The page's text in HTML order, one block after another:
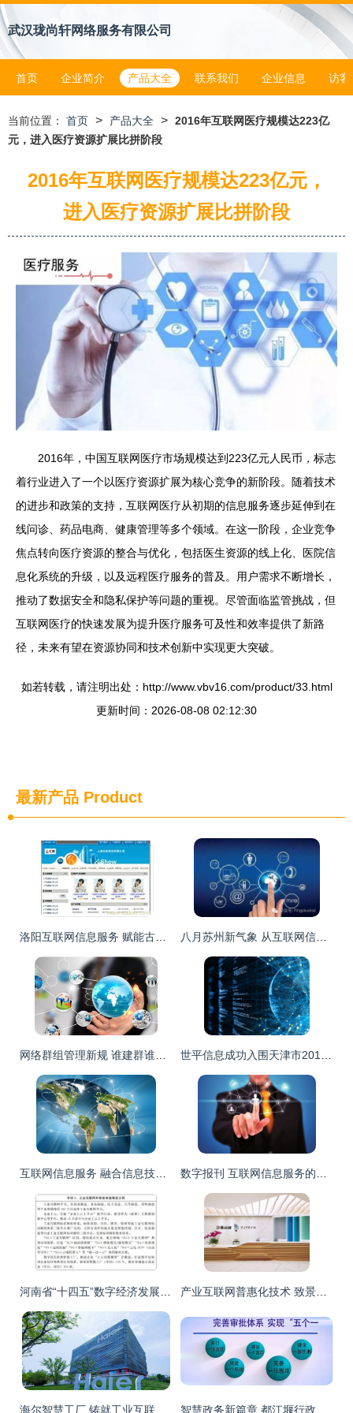
武汉珑尚轩网络服务有限公司
首页 企业简介 产品大全 联系我们 企业信息 访客
当前位置： 首页 > 产品大全 > 2016年互联网医疗规模达223亿
元，进入医疗资源扩展比拼阶段
2016年互联网医疗规模达223亿元，
进入医疗资源扩展比拼阶段
2016年，中国互联网医疗市场规模达到223亿元人民币，标志
着行业进入了一个以医疗资源扩展为核心竞争的新阶段。随着技术
的进步和政策的支持，互联网医疗从初期的信息服务逐步延伸到在
线问诊、药品电商、健康管理等多个领域。在这一阶段，企业竞争
焦点转向医疗资源的整合与优化，包括医生资源的线上化、医院信
息化系统的升级，以及远程医疗服务的普及。用户需求不断增长，
推动了数据安全和隐私保护等问题的重视。尽管面临监管挑战，但
互联网医疗的快速发展为提升医疗服务可及性和效率提供了新路
径，未来有望在资源协同和技术创新中实现更大突破。
如若转载，请注明出处：http://www.vbv16.com/product/33.html
更新时间：2026-08-08 02:12:30
最新产品 Product
洛阳互联网信息服务 赋能古都数字化转型，构建区域发展新引擎 八月苏州新气象 从互联网信息服务到城市生活，20件大事抢先看
网络群组管理新规 谁建群谁负责，构建清朗网络空间 世平信息成功入围天津市2019年网络安全服务机构第一批增补名单，强化互联网信息服务安全防线
互联网信息服务 融合信息技术与传统产业，塑造新业态 数字报刊 互联网信息服务的新维度
河南省“十四五”数字经济发展与信息化规划 推动互联网信息服务新跨越 产业互联网普惠化技术 致景科技（百布）如何以互联网信息服务推动纺织服装产业链升级